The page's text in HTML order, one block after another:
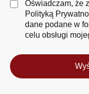
Oświadczam, że
Polityką
dane podane w
celu obsługi